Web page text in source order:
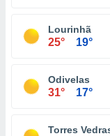
Lourinhã
25° 19°
Odivelas
31° 17°
Torres